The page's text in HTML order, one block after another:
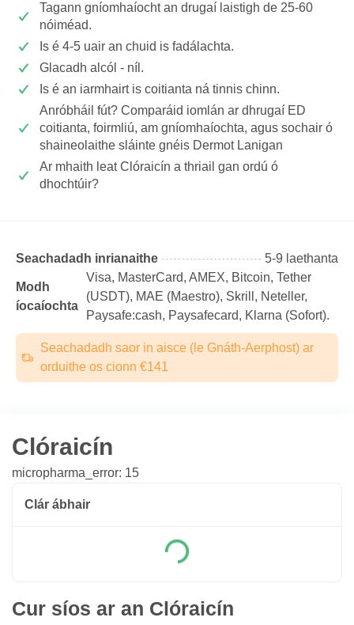
Tagann gníomhaíocht an drugaí laistigh de 25-60
nóiméad.
Is é 4-5 uair an chuid is fadálachta.
Glacadh alcól - níl.
Is é an iarmhairt is coitianta ná tinnis chinn.
Anróbháil fút? Comparáid iomlán ar dhrugaí ED
coitianta, foirmliú, am gníomhaíochta, agus sochair ó
shaineolaithe sláinte gnéis Dermot Lanigan
Ar mhaith leat Clóraicín a thriail gan ordú ó
dhochtúir?
Seachadadh inrianaithe 5-9 laethanta
Modh
íocaíochta
Visa, MasterCard, AMEX, Bitcoin, Tether
(USDТ), MAE (Maestro), Skrill, Neteller,
Paysafe:cash, Paysafecard, Klarna (Sofort).
Seachadadh saor in aisce (le Gnáth-Aerphost) ar
orduithe os cionn €141
Clóraicín
micropharma_error: 15
Clár ábhair
Cur síos ar an Clóraicín